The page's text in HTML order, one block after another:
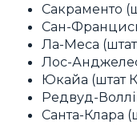
Сакраменто
Сан-
Ла-Меса
Лос-
Юкайа (штат
Редвуд-
Санта-Клара